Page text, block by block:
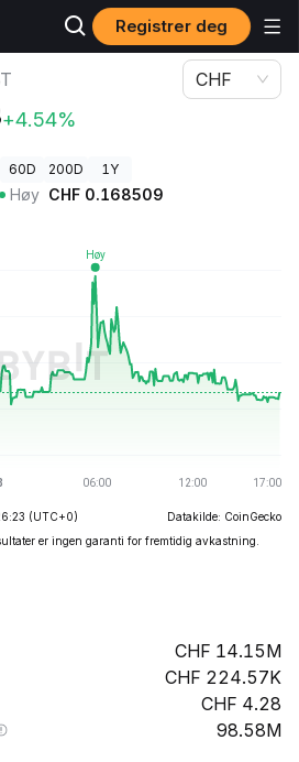
Registrer deg
+4.54%
CHF
60D 200D 1Y
Høy CHF 0.168509
(UTC+0)
Datakilde: CoinGecko
er ingen garanti for fremtidig avkastning.
14.15M
224.57K
4.28
98.58M